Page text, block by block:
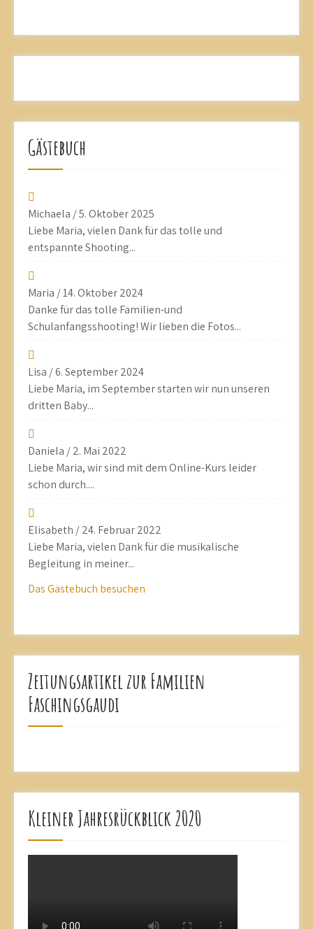
Gästebuch
Michaela /5. Oktober 2025
Liebe Maria, vielen Dank für das tolle und
entspannte Shooting...
Maria /14. Oktober 2024
Danke für das tolle Familien-und
Schulanfangsshooting! Wir lieben die Fotos...
Lisa /6. September 2024
Liebe Maria, im September starten wir nun unseren
dritten Baby...
Daniela /2. Mai 2022
Liebe Maria, wir sind mit dem Online-Kurs leider
schon durch....
Elisabeth /24. Februar 2022
Liebe Maria, vielen Dank für die musikalische
Begleitung in meiner...
Das Gästebuch besuchen
Zeitungsartikel zur Familien
Faschingsgaudi
Kleiner Jahresrückblick 2020